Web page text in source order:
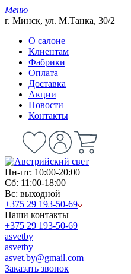
Меню
г. Минск, ул. М.Танка, 30/2
О салоне
Клиентам
Фабрики
Оплата
Доставка
Акции
Новости
Контакты
Пн-пт: 10:00-20:00
Сб: 11:00-18:00
Вс: выходной
+375 29 193-50-69
Наши контакты
+375 29 193-50-69
asvetby
asvetby
asvet.by@gmail.com
Заказать звонок